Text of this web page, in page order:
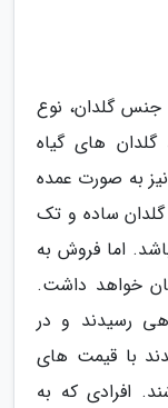
گلدان، نوع
های گیاه
به صورت عمده
ساده و تک
15 هزار تومان باشد. اما فروش به
21 تا 50 هزار تومان خواهد داشت.
رسیدند و در
با قیمت های
افرادی که به